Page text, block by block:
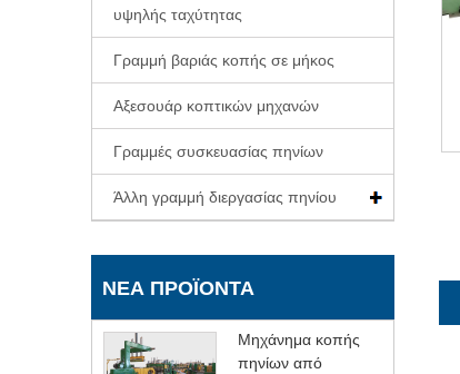
υψηλής ταχύτητας
Γραμμή βαριάς κοπής σε μήκος
Αξεσουάρ κοπτικών μηχανών
Γραμμές συσκευασίας πηνίων
Άλλη γραμμή διεργασίας πηνίου
ΝΈΑ ΠΡΟΪΌΝΤΑ
Μηχάνημα κοπής
πηνίων από